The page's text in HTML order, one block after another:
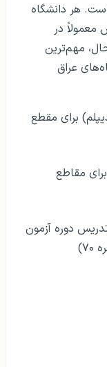
هر دانشگاه
معمولاً در
مهم‌ترین
عراق
برای مقطع
مقاطع
دوره آزمون